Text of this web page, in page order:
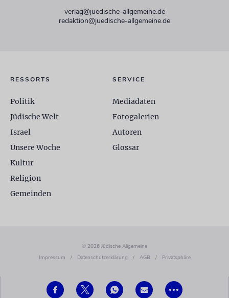
•••
verlag@juedische-allgemeine.de
redaktion@juedische-allgemeine.de
RESSORTS
Politik
Jüdische Welt
Israel
Unsere Woche
Kultur
Religion
Gemeinden
SERVICE
Mediadaten
Fotogalerien
Autoren
Glossar
© 2026 Jüdische Allgemeine
Impressum
/ Datenschutzerklärung / AGB / Privatsphäre